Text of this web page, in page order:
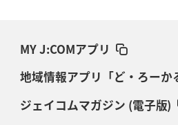
MY J:COMアプリ
地域情報アプリ「ど・ろーか
ジェイコムマガジン (電子版)